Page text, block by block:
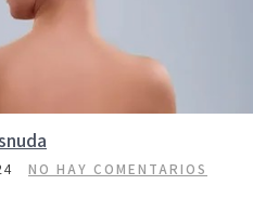
NO HAY COMENTARIOS